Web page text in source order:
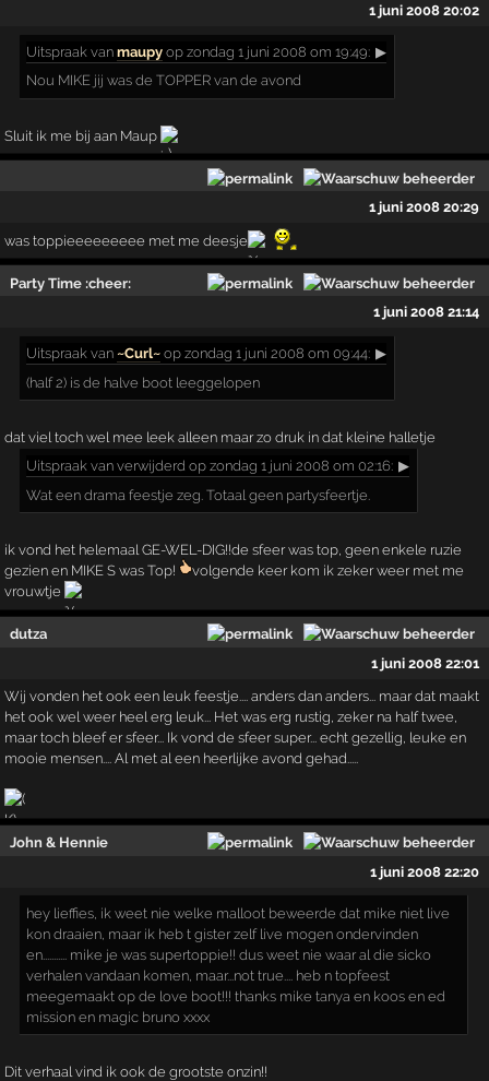
1 juni 2008 20:02
Uitspraak vanmaupy op zondag 1 juni 2008 om 19:49: ▶
Nou MIKE jij was de TOPPER van de avond
Sluit ik me bij aan Maup
1 juni 2008 20:29
was toppieeeeeeeee met me deesje
Party Time :cheer:
1 juni 2008 21:14
Uitspraak van~Curl~ op zondag 1 juni 2008 om 09:44: ▶
(half 2) is de halve boot leeggelopen
dat viel toch wel mee leek alleen maar zo druk in dat kleine halletje
Uitspraak van verwijderd op zondag 1 juni 2008 om 02:16: ▶
Wat een drama feestje zeg. Totaal geen partysfeertje.
ik vond het helemaal GE-WEL-DIG!!de sfeer was top, geen enkele ruzie
gezien en MIKE S was Top!
volgende keer kom ik zeker weer met me
vrouwtje
dutza
1 juni 2008 22:01
Wij vonden het ook een leuk feestje.... anders dan anders... maar dat maakt
het ook wel weer heel erg leuk... Het was erg rustig, zeker na half twee,
maar toch bleef er sfeer... Ik vond de sfeer super... echt gezellig, leuke en
mooie mensen.... Al met al een heerlijke avond gehad.....
John & Hennie
1 juni 2008 22:20
hey lieffies, ik weet nie welke malloot beweerde d­at mike niet live
kon draaien, maar ik heb t giste­r zelf live mogen ondervinden
en........... mike j­e was supertoppie!! dus weet nie waar al die sic­ko
verhalen vandaan komen, maar...not true.... heb­ n topfeest
meegemaakt op de love boot!!! thanks m­ike tanya en koos en ed
mission en magic bruno xxx­x
Dit verhaal vind ik ook de grootste onzin!!